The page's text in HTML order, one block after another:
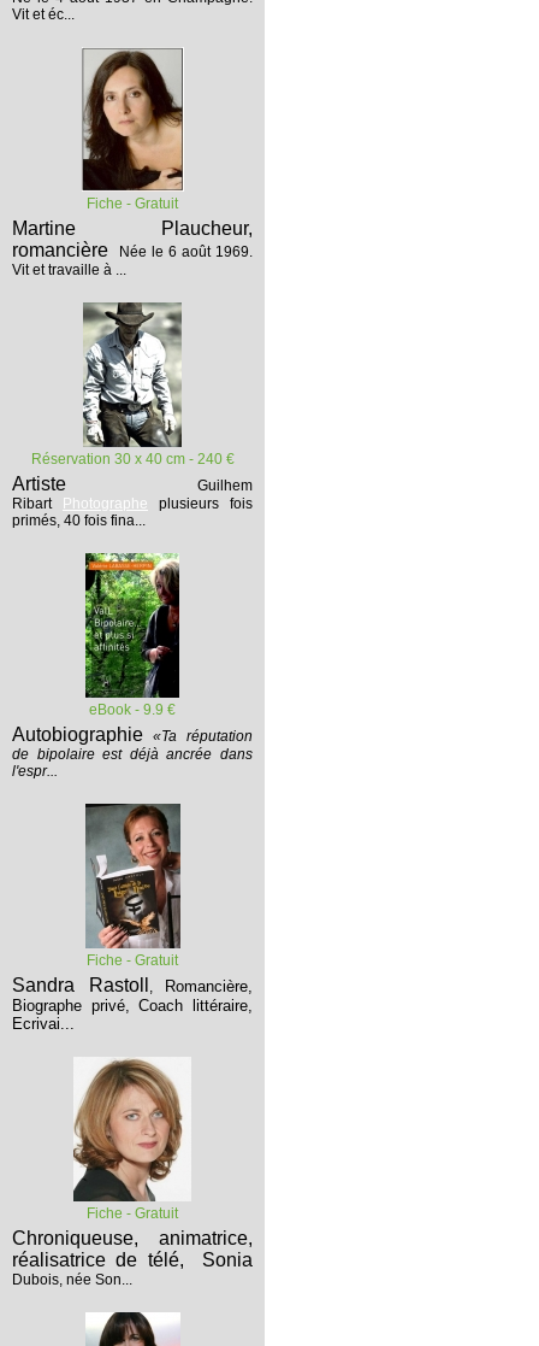
Vit et éc...
Fiche - Gratuit
Martine Plaucheur,
romancière
Née le 6 août 1969.
Vit et travaille à ...
Réservation 30 x 40 cm - 240 €
Artiste
Guilhem
Ribart
Photographe plusieurs fois
primés, 40 fois fina...
eBook - 9.9 €
Autobiographie «Ta réputation
de bipolaire est déjà ancrée dans
l'espr...
Fiche - Gratuit
Sandra Rastoll ,
Romancière,
Biographe privé, Coach littéraire,
Ecrivai...
Fiche - Gratuit
Chroniqueuse, animatrice,
réalisatrice de télé,
Sonia
Dubois, née Son...